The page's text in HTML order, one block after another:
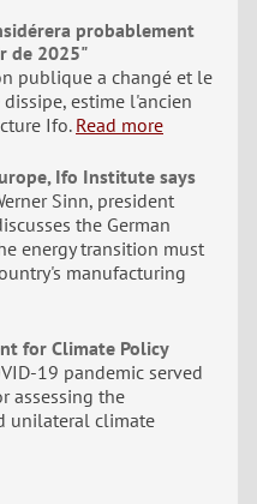
probablement
de 2025"
publique a changé et le
estime l'ancien
Ifo. Read more
Ifo Institute says
Sinn, president
the German
energy transition must
manufacturing
for Climate Policy
19 pandemic served
assessing the
unilateral climate